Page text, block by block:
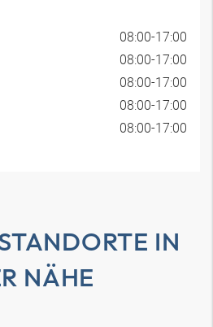
08:00-17:00
08:00-17:00
08:00-17:00
08:00-17:00
08:00-17:00
IN
NÄHE